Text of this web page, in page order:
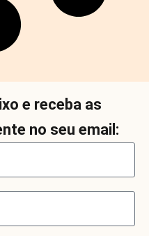
e receba as
no seu email: